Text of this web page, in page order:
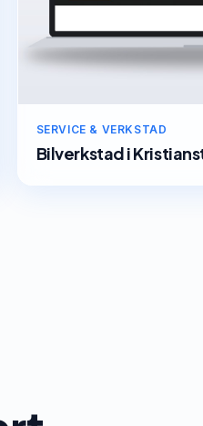
SERVICE & VERKSTAD
Bilverkstadi